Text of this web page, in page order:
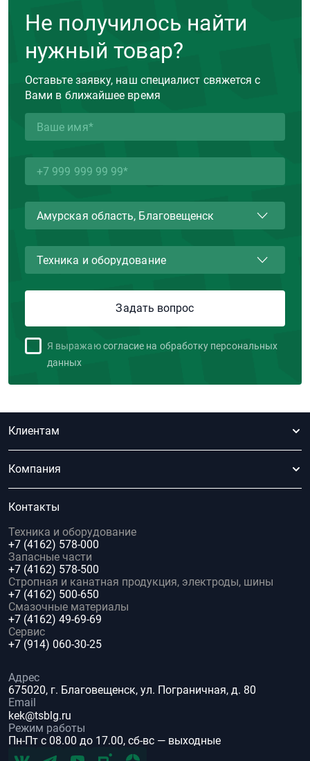
Не получилось найти
нужный товар?
Оставьте заявку, наш специалист свяжется с
Вами в ближайшее время
Я выражаю согласие на обработку персональных
данных
Клиентам
Компания
Контакты
Техника и оборудование
+7 (4162) 578-000
Запасные части
+7 (4162) 578-500
Стропная и канатная продукция, электроды, шины
+7 (4162) 500-650
Смазочные материалы
+7 (4162) 49-69-69
Сервис
+7 (914) 060-30-25
Адрес
675020, г. Благовещенск, ул. Пограничная, д. 80
Email
kek@tsblg.ru
Режим работы
Пн-Пт с 08.00 до 17.00, сб-вс — выходные